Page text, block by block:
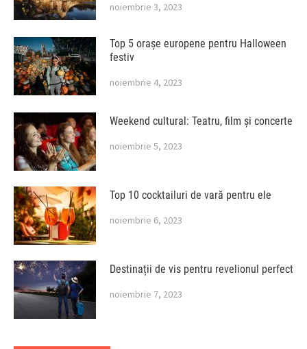
noiembrie 3, 2023
Top 5 orașe europene pentru Halloween
festiv
noiembrie 4, 2023
Weekend cultural: Teatru, film și concerte
noiembrie 5, 2023
Top 10 cocktailuri de vară pentru ele
noiembrie 6, 2023
Destinații de vis pentru revelionul perfect
noiembrie 7, 2023